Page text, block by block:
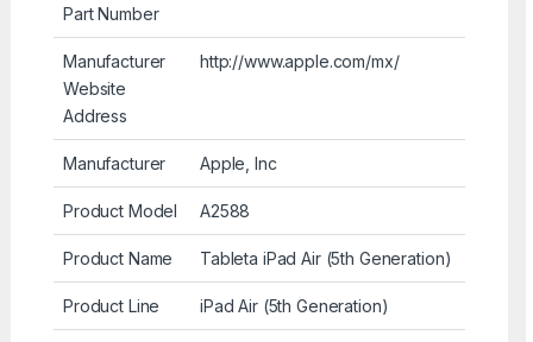
Part Number
Manufacturer
Website
Address
http://www.apple.com/mx/
Manufacturer Apple, Inc
Product Model A2588
Product Name Tableta iPad Air (5th Generation)
Product Line iPad Air (5th Generation)